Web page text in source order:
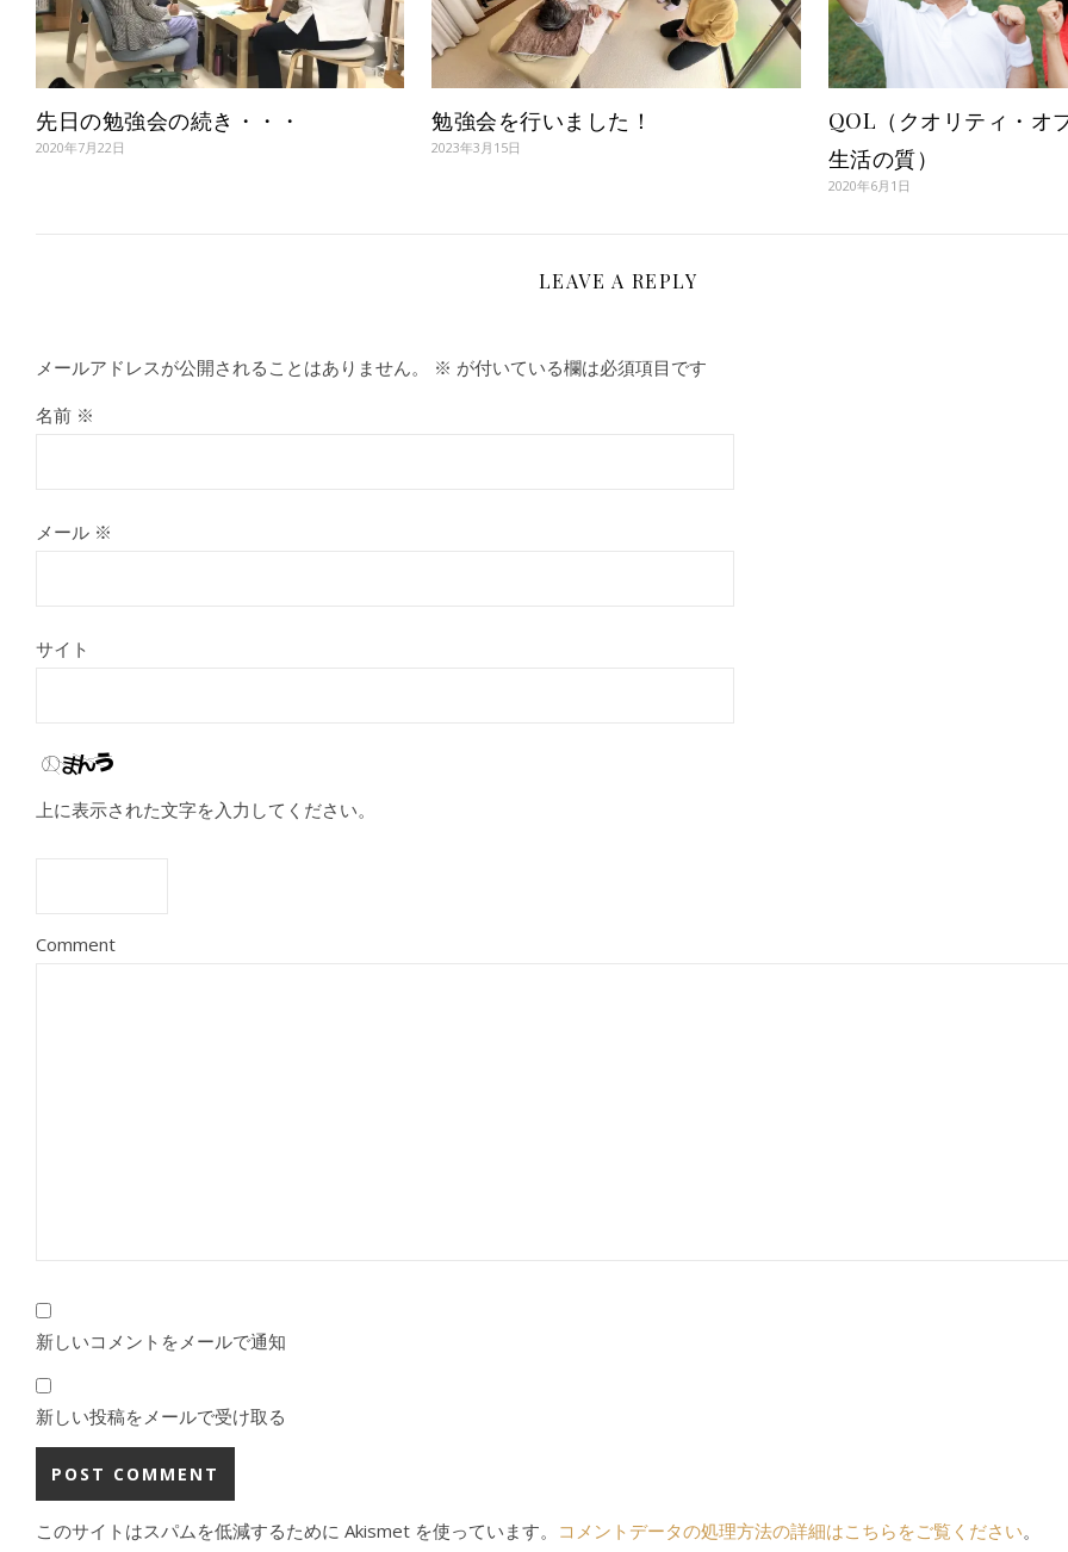
先日の勉強会の続き・・・
2020年7月22日
勉強会を行いました！
2023年3月15日
QOL（クオリティ・
生活の質）
2020年6月1日
LEAVE A REPLY
メールアドレスが公開されることはありません。 ※ が付いている欄は必須項目です
名前 ※
メール ※
サイト
上に表示された文字を入力してください。
Comment
新しいコメントをメールで通知
新しい投稿をメールで受け取る
このサイトはスパムを低減するために Akismet を使っています。 コメントデータの処理方法の詳細はこちらをご覧ください。